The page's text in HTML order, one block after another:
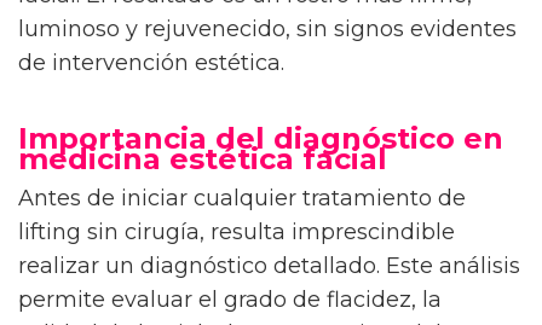
luminoso y rejuvenecido, sin signos evidentes
de intervención estética.
Importancia del diagnóstico en
medicina estética facial
Antes de iniciar cualquier tratamiento de
lifting sin cirugía, resulta imprescindible
realizar un diagnóstico detallado. Este análisis
permite evaluar el grado de flacidez, la